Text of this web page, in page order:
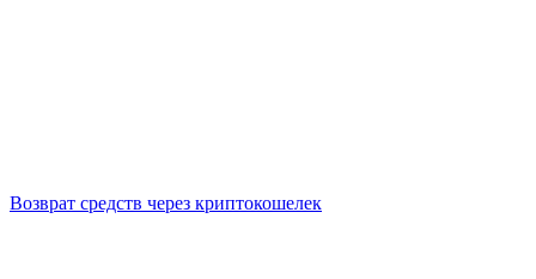
Возврат средств через криптокошелек